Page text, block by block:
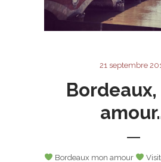
21 septembre
Bordeaux mon amour